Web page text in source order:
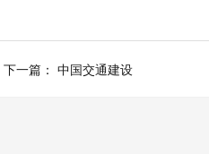
下一篇： 中国交通建设